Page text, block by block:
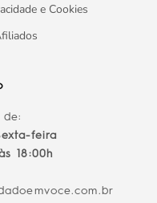
e Cookies
de:
feira
18:00h